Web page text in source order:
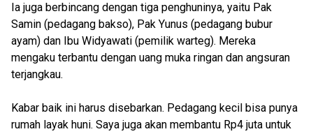
Ia juga berbincang dengan tiga penghuninya, yaitu Pak
Samin (pedagang bakso), Pak Yunus (pedagang bubur
ayam) dan Ibu Widyawati (pemilik warteg). Mereka
mengaku terbantu dengan uang muka ringan dan angsuran
terjangkau.
Kabar baik ini harus disebarkan. Pedagang kecil bisa punya
rumah layak huni. Saya juga akan membantu Rp4 juta untuk